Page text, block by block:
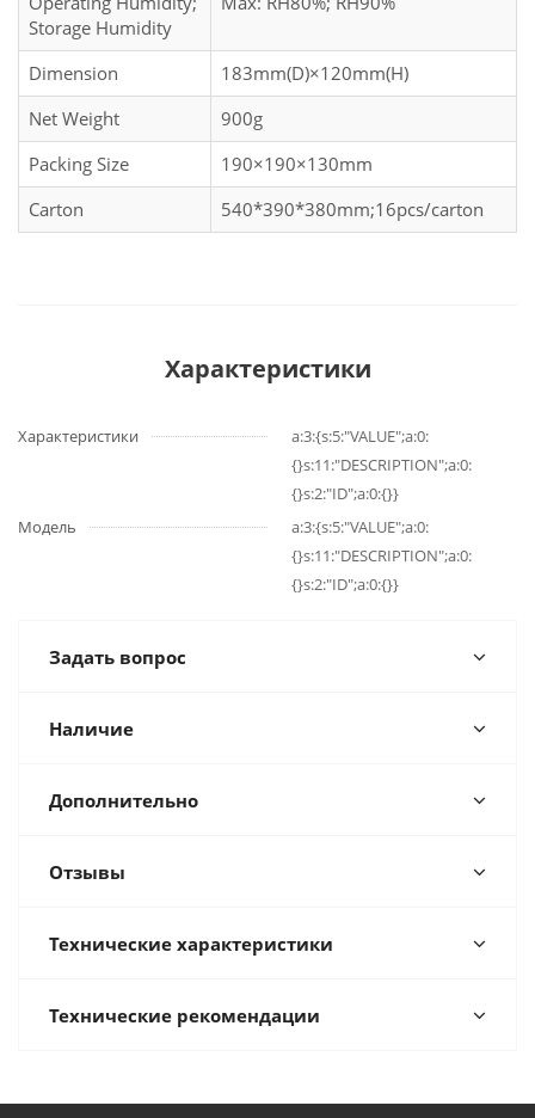
Storage Humidity
Dimension
183mm(D)×120mm(H)
Net Weight
900g
Packing Size
190×190×130mm
Carton
540*390*380mm;16pcs/carton
Характеристики
Характеристики
a:3:{s:5:"VALUE";a:0:
{}s:11:"DESCRIPTION";a:0:
{}s:2:"ID";a:0:{}}
Модель
a:3:{s:5:"VALUE";a:0:
{}s:11:"DESCRIPTION";a:0:
{}s:2:"ID";a:0:{}}
Задать вопрос
Наличие
Дополнительно
Отзывы
Технические характеристики
Технические рекомендации